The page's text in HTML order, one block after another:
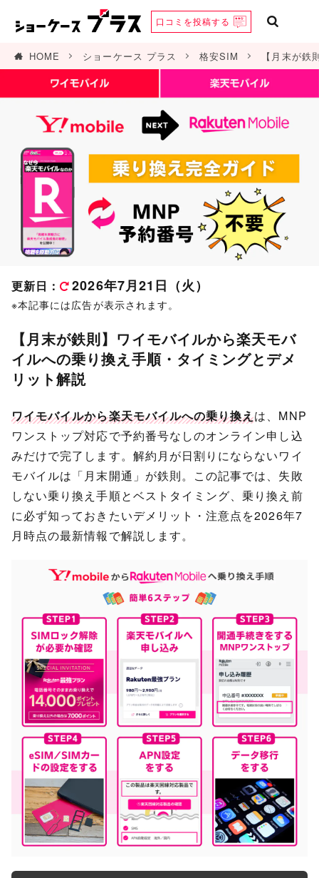
口コミを投稿する
HOME ショーケース プラス 格安SIM 【月末が
更新日： 2026年7月21日（火）
※本記事には広告が表示されます。
【月末が鉄則】ワイモバイルから楽天モバ
イルへの乗り換え手順・タイミングとデメ
リット解説
ワイモバイルから楽天モバイルへの乗り換えは、MNP
ワンストップ対応で予約番号なしのオンライン申し込
みだけで完了します。解約月が日割りにならないワイ
モバイルは「月末開通」が鉄則。この記事では、失敗
しない乗り換え手順とベストタイミング、乗り換え前
に必ず知っておきたいデメリット・注意点を2026年7
月時点の最新情報で解説します。